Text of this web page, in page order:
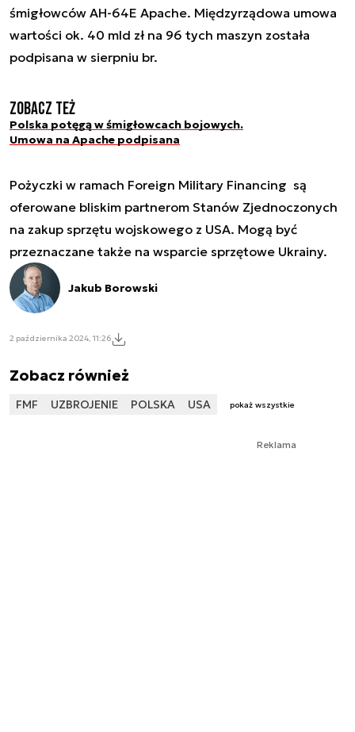
śmigłowców AH-64E Apache. Międzyrządowa umowa
wartości ok. 40 mld zł na 96 tych maszyn została
podpisana w sierpniu br.
Zobacz też
Polska potęgą w śmigłowcach bojowych.
Umowa na Apache podpisana
Pożyczki w ramach Foreign Military Financing są
oferowane bliskim partnerom Stanów Zjednoczonych
na zakup sprzętu wojskowego z USA. Mogą być
przeznaczane także na wsparcie sprzętowe Ukrainy.
Jakub Borowski
2 października 2024, 11:26
Zobacz również
FMF UZBROJENIE POLSKA USA pokaż wszystkie
Reklama